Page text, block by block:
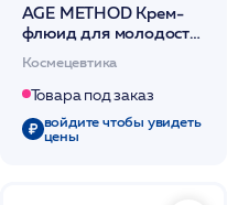
AGE METHOD Крем-
флюид для молодости
Космецевтика
Товара под заказ
войдите чтобы увидеть
цены